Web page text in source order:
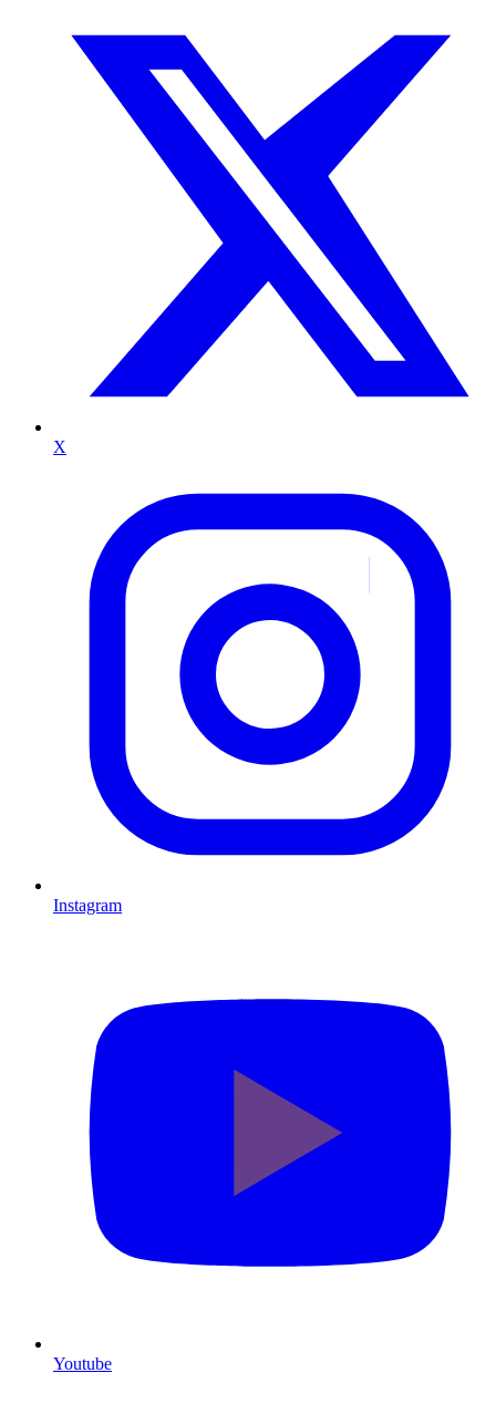
X
Instagram
Youtube